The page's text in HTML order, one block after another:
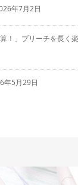
年7月2日
！」ブリーチを長く
年5月29日